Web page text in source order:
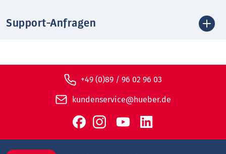
Support-Anfragen
+49 (0)89 / 96 02 96 03
kundenservice@hueber.de